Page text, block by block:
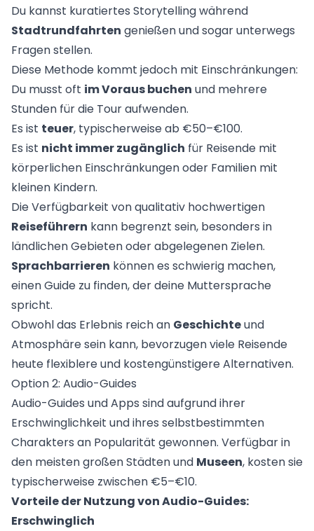
Du kannst kuratiertes Storytelling während
Stadtrundfahrten genießen und sogar unterwegs
Fragen stellen.
Diese Methode kommt jedoch mit Einschränkungen:
Du musst oft im Voraus buchen und mehrere
Stunden für die Tour aufwenden.
Es ist teuer, typischerweise ab €50–€100.
Es ist nicht immer zugänglich für Reisende mit
körperlichen Einschränkungen oder Familien mit
kleinen Kindern.
Die Verfügbarkeit von qualitativ hochwertigen
Reiseführern kann begrenzt sein, besonders in
ländlichen Gebieten oder abgelegenen Zielen.
Sprachbarrieren können es schwierig machen,
einen Guide zu finden, der deine Muttersprache
spricht.
Obwohl das Erlebnis reich an Geschichteund
Atmosphäre sein kann, bevorzugen viele Reisende
heute flexiblere und kostengünstigere Alternativen.
Option 2: Audio-Guides
Audio-Guides und Apps sind aufgrund ihrer
Erschwinglichkeit und ihres selbstbestimmten
Charakters an Popularität gewonnen. Verfügbar in
den meisten großen Städten und Museen, kosten sie
typischerweise zwischen €5–€10.
Vorteile der Nutzung von Audio-Guides:
Erschwinglich